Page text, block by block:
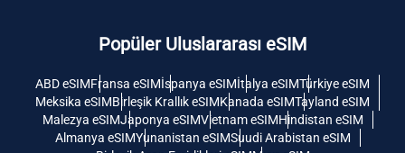
Popüler Uluslararası eSIM
ABD eSIMFransa eSIMİspanya eSIMİtalya eSIMTürkiye eSIM
Meksika eSIMBirleşik Krallık eSIMKanada eSIMTayland eSIM
Malezya eSIMJaponya eSIMVietnam eSIMHindistan eSIM
Almanya eSIMYunanistan eSIMSuudi Arabistan eSIM